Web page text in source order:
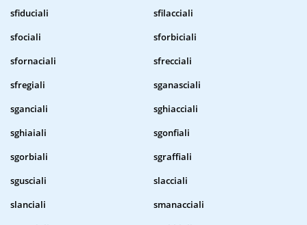
sfiduciali
sfilacciali
sfociali
sforbiciali
sfornaciali
sfrecciali
sfregiali
sganasciali
sganciali
sghiacciali
sghiaiali
sgonfiali
sgorbiali
sgraffiali
sgusciali
slacciali
slanciali
smanacciali